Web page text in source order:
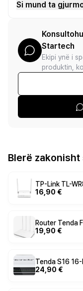
Si mund ta
Startech
Ekipi ynë i
produktin,
Blerë zakonisht
16,90 €
19,90 €
24,90 €